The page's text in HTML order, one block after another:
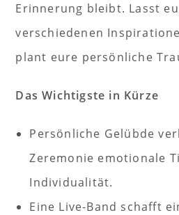
Erinnerung bleibt. Lasst
verschiedenen
plant eure persönliche
Das Wichtigste in Kürze
Persönliche Gelübde
Zeremonie emotionale
Individualität.
Eine Live-Band schafft